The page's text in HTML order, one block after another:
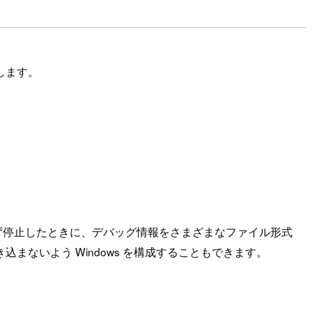
す。
止したときに、デバッグ情報をさまざまなファイル形式
まないよう Windows を構成することもできます。